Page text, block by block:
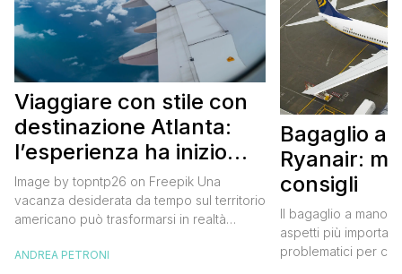
Viaggiare con stile con
destinazione Atlanta:
l’esperienza ha inizio
con un volo Air France
Image by topntp26 on Freepik Una
vacanza desiderata da tempo sul territorio
americano può trasformarsi in realtà
France. Tale realtà, fondata nel 1933, ha
ANDREA PETRONI
Bagaglio a
Ryanair:
consigli
Il bagaglio a mano
aspetti più
problematici per chi